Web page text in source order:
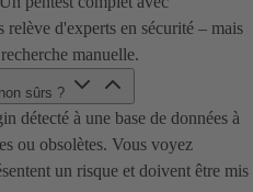
d'experts en sécurité – mais
manuelle.
sûrs ?
détecté à une base de données à
ou obsolètes. Vous voyez
un risque et doivent être mis